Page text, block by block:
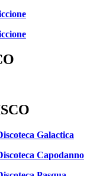
Galactica
Capodanno